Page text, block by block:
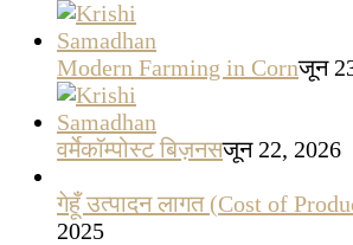
Modern Farming in Cornजून
वर्मेकॉम्पोस्ट बिज़नसजून 22, 2026
गेहूँ उत्पादन लागत (Cost of
2025